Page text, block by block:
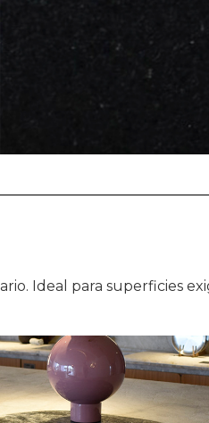
Ideal para superficies